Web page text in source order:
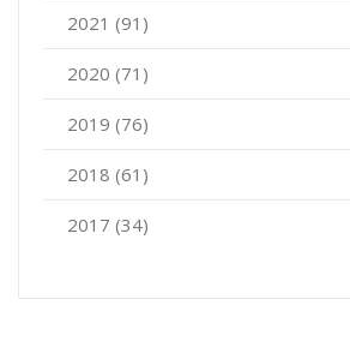
2021 (91)
2020 (71)
2019 (76)
2018 (61)
2017 (34)